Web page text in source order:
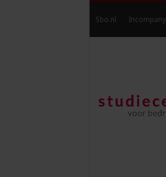
Sbo.nl Incompany